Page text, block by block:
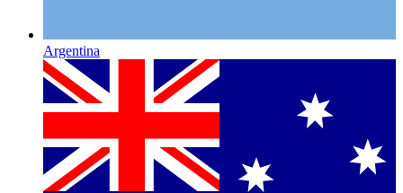
Argentina